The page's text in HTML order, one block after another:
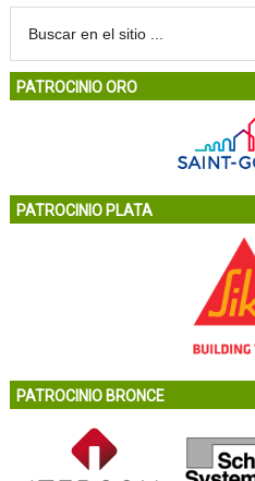
PATROCINIO ORO
PATROCINIO PLATA
PATROCINIO BRONCE